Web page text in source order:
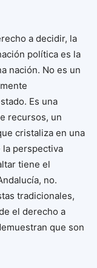
a decidir, la
política es la
nación. No es un
Es una
recursos, un
cristaliza en una
la perspectiva
tiene el
no.
tradicionales,
el derecho a
que son